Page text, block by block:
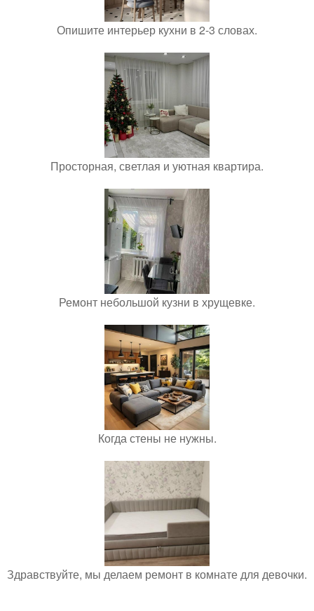
Опишите интерьер кухни в 2-3 словах.
Просторная, светлая и уютная квартира.
Ремонт небольшой кузни в хрущевке.
Когда стены не нужны.
Здравствуйте, мы делаем ремонт в комнате для девочки.